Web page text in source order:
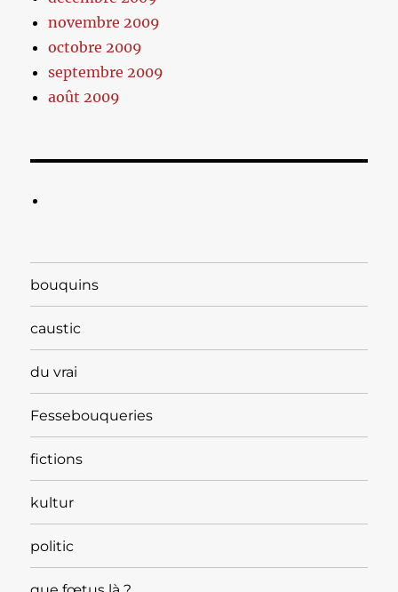
novembre 2009
octobre 2009
septembre 2009
août 2009
bouquins
caustic
du vrai
Fessebouqueries
fictions
kultur
politic